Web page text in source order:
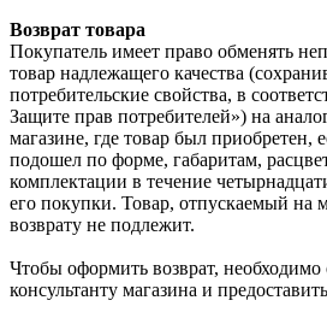
Возврат товара
Покупатель имеет право обменять
товар надлежащего качества
потребительские свойства, в
Защите прав потребителей») на
магазине, где товар был приобретен,
подошел по форме, габаритам,
комплектации в течение
его покупки. Товар, отпускаемый на
возврату не подлежит.
Чтобы оформить возврат, необходимо
консультанту магазина и